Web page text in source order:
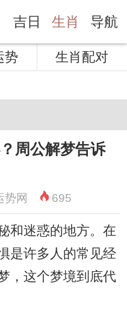
吉日 生肖 导航
势
生肖配对
周公解梦告诉
势网 695
和迷惑的地方。在
是许多人的常见经
，这个梦境到底代